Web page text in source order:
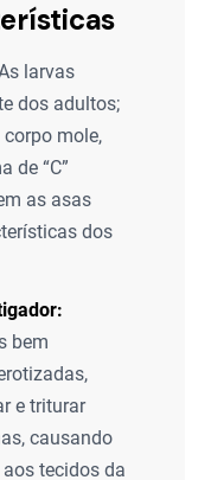
larvas
dos adultos;
mole,
de “C”
as asas
dos
bem
e triturar
causando
tecidos da